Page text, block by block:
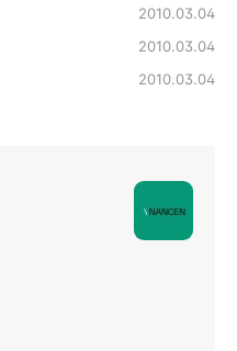
2010.03.04
2010.03.04
2010.03.04